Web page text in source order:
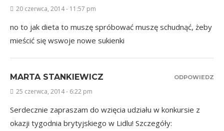
20 czerwca, 2014 - 11:57 pm
no to jak dieta to muszę spróbować muszę schudnąć, żeby
mieścić się wswoje nowe sukienki
MARTA STANKIEWICZ
25 czerwca, 2014 - 6:22 pm
Serdecznie zapraszam do wzięcia udziału w konkursie z
okazji tygodnia brytyjskiego w Lidlu! Szczegóły:
ODPOWIEDZ